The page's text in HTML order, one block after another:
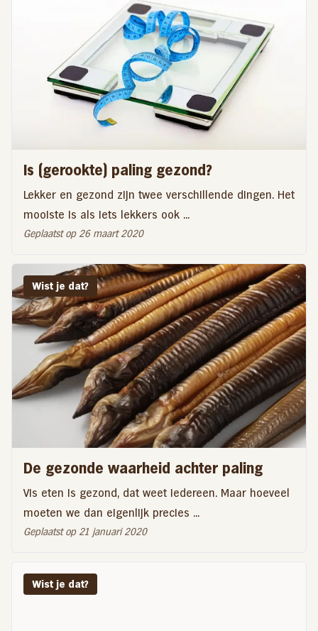
Is (gerookte) paling gezond?
Lekker en gezond zijn twee verschillende dingen. Het
mooiste is als iets lekkers ook ...
Geplaatst op 26 maart 2020
Wist je dat?
De gezonde waarheid achter paling
Vis eten is gezond, dat weet iedereen. Maar hoeveel
moeten we dan eigenlijk precies ...
Geplaatst op 21 januari 2020
Wist je dat?